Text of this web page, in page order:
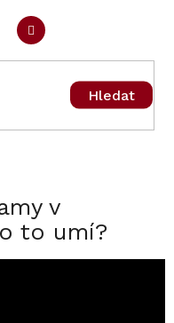
Hledat
v
to umí?